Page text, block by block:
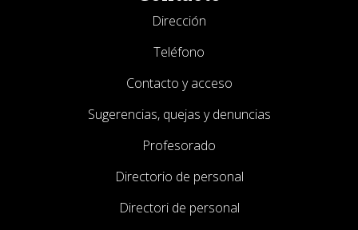
Dirección
Teléfono
Contacto y acceso
Sugerencias, quejas y denuncias
Profesorado
Directorio de personal
Directori de personal